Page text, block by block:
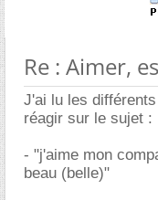
Re : Aimer,
J'ai lu les
réagir sur le sujet :
- "j'aime mon
beau (belle)"